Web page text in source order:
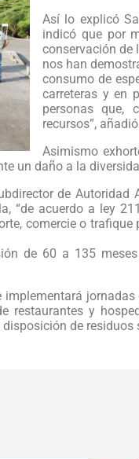
Así lo explicó
indicó que por
conservación de
nos han
consumo de
carreteras y en
personas que,
recursos”,
Asimismo
un daño a la
de
“de acuerdo a ley
comercie o
de 60 a 135
restaurantes y
de